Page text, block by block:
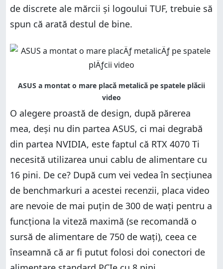
de discrete ale mărcii și logoului TUF, trebuie să
spun că arată destul de bine.
O alegere proastă de design, după părerea
mea, deși nu din partea ASUS, ci mai degrabă
din partea NVIDIA, este faptul că RTX 4070 Ti
necesită utilizarea unui cablu de alimentare cu
16 pini. De ce? După cum vei vedea în secțiunea
de benchmarkuri a acestei recenzii, placa video
are nevoie de mai puțin de 300 de wați pentru a
funcționa la viteză maximă (se recomandă o
sursă de alimentare de 750 de wați), ceea ce
înseamnă că ar fi putut folosi doi conectori de